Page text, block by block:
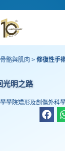
骨骼與肌肉 > 修復性手
光明之路
學院矯形及創傷外科